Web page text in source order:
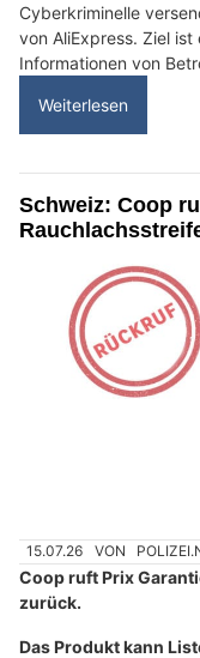
Cyberkriminelle
von AliExpress. Ziel
Informationen von
Weiterlesen
Schweiz: Coop
15.07.26 VON
Coop ruft Prix
zurück.
Das Produkt kann